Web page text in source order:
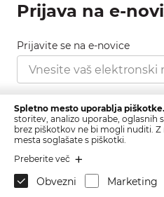
Prijava na e-
Prijavite se na e-novice
Strinjam se s
tukaj.
Spletno mesto uporablja piškotke.
storitev, analizo uporabe, oglasnih
brez piškotkov ne bi mogli nuditi.
mesta soglašate s piškotki.
Preberite več
Obvezni Marketing